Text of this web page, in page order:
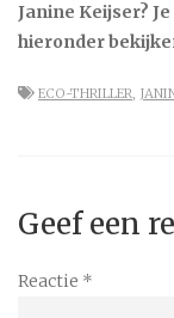
Janine Keijser?
hieronder
ECO-THRILLER,
Geef een
Reactie *